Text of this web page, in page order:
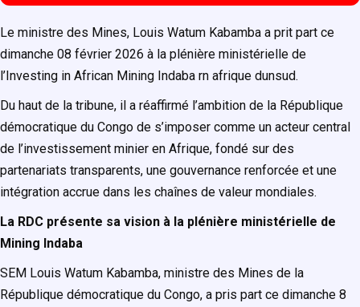
Le ministre des Mines, Louis Watum Kabamba a prit part ce
dimanche 08 février 2026 à la plénière ministérielle de
l’Investing in African Mining Indaba rn afrique dunsud.
Du haut de la tribune, il a réaffirmé l’ambition de la République
démocratique du Congo de s’imposer comme un acteur central
de l’investissement minier en Afrique, fondé sur des
partenariats transparents, une gouvernance renforcée et une
intégration accrue dans les chaînes de valeur mondiales.
La RDC présente sa vision à la plénière ministérielle de
Mining Indaba
SEM Louis Watum Kabamba, ministre des Mines de la
République démocratique du Congo, a pris part ce dimanche 8